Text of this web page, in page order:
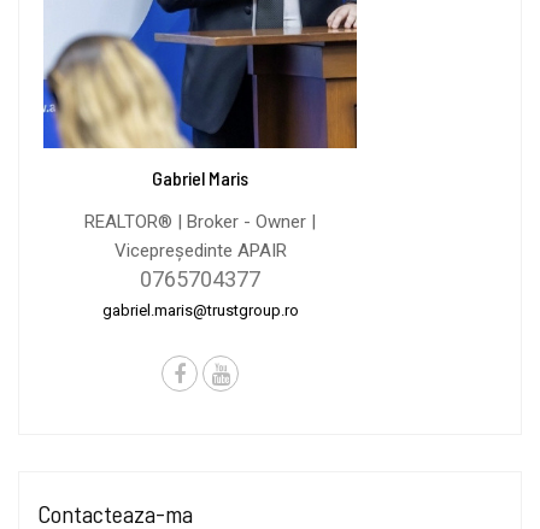
Gabriel Maris
REALTOR® | Broker - Owner |
Vicepreședinte APAIR
0765704377
gabriel.maris@trustgroup.ro
Contacteaza-ma